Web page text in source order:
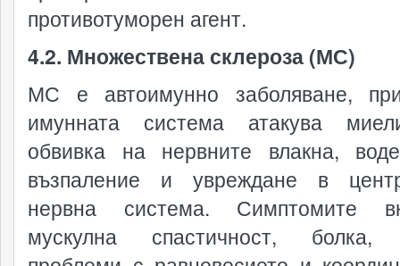
противотуморен агент.
4.2. Множествена склероза (МС)
МС е автоимунно заболяване,
имунната система атакува
обвивка на нервните влакна,
възпаление и увреждане в
нервна система. Симптомите
мускулна спастичност, болка,